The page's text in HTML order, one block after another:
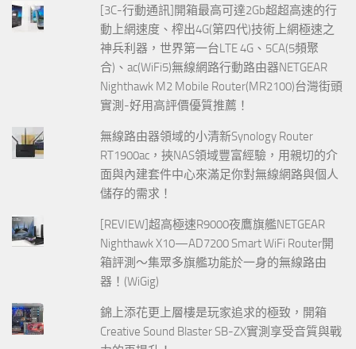
[3C-行動通訊]開箱最高可達2Gb超超高速的行
動上網速度、榨出4G(第四代)技術上網極速之
神兵利器，世界第一台LTE 4G、5CA(5頻聚
合)、ac(WiFi5)無線網路行動路由器NETGEAR
Nighthawk M2 Mobile Router(MR2100)台灣街頭
實測-好用高評價優質推薦！
無線路由器領域的小清新Synology Router
RT1900ac，挾NAS領域豐富經驗，用親切的介
面與內建套件中心來滿足你對無線網路與個人
儲存的需求！
[REVIEW]超高極速R9000夜鷹旗艦NETGEAR
Nighthawk X10—AD7200 Smart WiFi Router開
箱評測～集眾多旗艦功能於一身的無線路由
器！(WiGig)
錦上添花更上層樓是玩家追求的極致，開箱
Creative Sound Blaster SB-ZX實測享受音質與戰